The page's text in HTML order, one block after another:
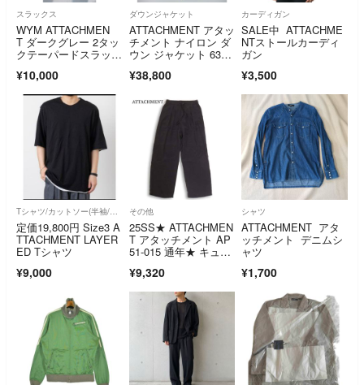
スラックス
WYM ATTACHMEN
T ダークグレー 2タッ
クテーパードスラック
¥10,000
ダウンジャケット
ATTACHMENT アタッ
チメント ナイロン ダ
ウン ジャケット 631Q
¥38,800
カーディガン
SALE中 ATTACHME
NTストールカーディ
ガン
¥3,500
Tシャツ/カットソー(半袖/袖なし)
定価19,800円 Size3 A
TTACHMENT LAYER
ED Tシャツ
¥9,000
その他
25SS★ ATTACHMEN
T アタッチメント AP
51-015 通年★ キュプ
ル タフタ イージー パ
ンツ Sz.2 メンズ 黒
¥9,320
シャツ
ATTACHMENT アタ
ッチメント デニムシ
ャツ
¥1,700